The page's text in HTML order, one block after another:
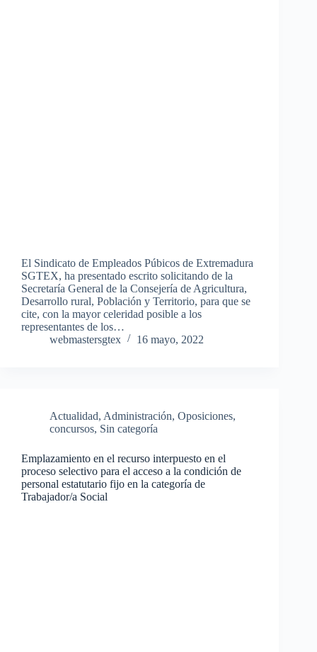
El Sindicato de Empleados Púbicos de Extremadura
SGTEX, ha presentado escrito solicitando de la
Secretaría General de la Consejería de Agricultura,
Desarrollo rural, Población y Territorio, para que se
cite, con la mayor celeridad posible a los
representantes de los…
webmastersgtex
16 mayo, 2022
Actualidad, Administración, Oposiciones,
concursos, Sin categoría
Emplazamiento en el recurso interpuesto en el
proceso selectivo para el acceso a la condición de
personal estatutario fijo en la categoría de
Trabajador/a Social